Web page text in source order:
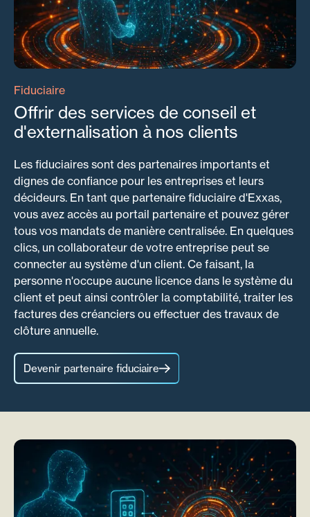
Fiduciaire
Offrir des services de conseil et
d'externalisation à nos clients
Les fiduciaires sont des partenaires importants et
dignes de confiance pour les entreprises et leurs
décideurs. En tant que partenaire fiduciaire d'Exxas,
vous avez accès au portail partenaire et pouvez gérer
tous vos mandats de manière centralisée. En quelques
clics, un collaborateur de votre entreprise peut se
connecter au système d'un client. Ce faisant, la
personne n'occupe aucune licence dans le système du
client et peut ainsi contrôler la comptabilité, traiter les
factures des créanciers ou effectuer des travaux de
clôture annuelle.
Devenir partenaire fiduciaire